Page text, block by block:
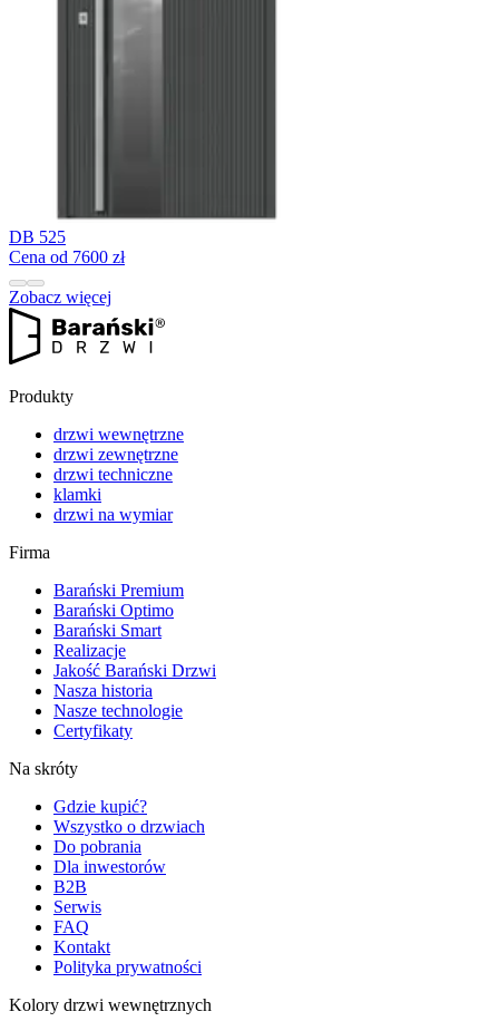
DB 525
Cena od 7600 zł
Zobacz więcej
Produkty
drzwi wewnętrzne
drzwi zewnętrzne
drzwi techniczne
klamki
drzwi na wymiar
Firma
Barański Premium
Barański Optimo
Barański Smart
Realizacje
Jakość Barański Drzwi
Nasza historia
Nasze technologie
Certyfikaty
Na skróty
Gdzie kupić?
Wszystko o drzwiach
Do pobrania
Dla inwestorów
B2B
Serwis
FAQ
Kontakt
Polityka prywatności
Kolory drzwi wewnętrznych